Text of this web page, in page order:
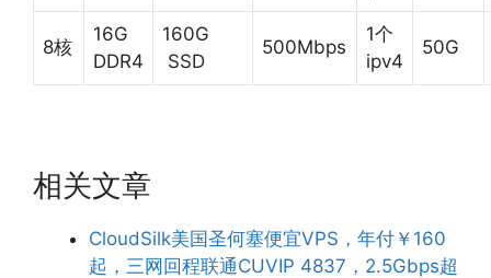
8核
16G
DDR4
160G
SSD
500Mbps
1个
ipv4
50G
相关文章
CloudSilk美国圣何塞便宜VPS，年付￥160
起，三网回程联通CUVIP 4837，2.5Gbps超